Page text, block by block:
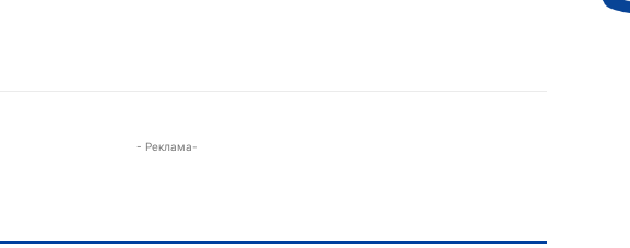
- Реклама-